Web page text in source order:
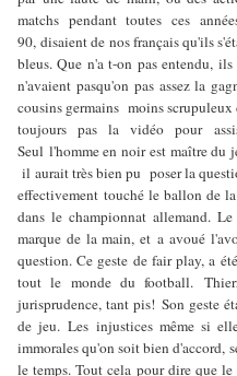
matchs pendant toutes ces
90, disaient de nos français qu'ils
bleus. Que n'a t-on pas entendu,
n'avaient pasqu'on pas assez la
cousins germains moins
toujours pas la vidéo pour
Seul l'homme en noir est maître du
il aurait très bien pu poser la
effectivement touché le ballon de
dans le championnat allemand.
marque de la main, et a avoué
question. Ce geste de fair play, a
tout le monde du football.
jurisprudence, tant pis! Son geste
de jeu. Les injustices même si
immorales qu'on soit bien d'accord,
le temps. Tout cela pour dire que